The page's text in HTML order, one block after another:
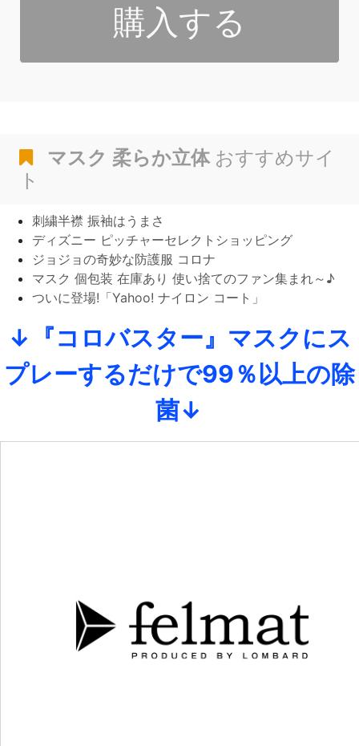
購入する
マスク 柔らか立体おすすめサイ
ト
刺繍半襟 振袖はうまさ
ディズニー ピッチャーセレクトショッピング
ジョジョの奇妙な防護服 コロナ
マスク 個包装 在庫あり 使い捨てのファン集まれ～♪
ついに登場!「Yahoo! ナイロン コート」
↓『コロバスター』マスクにス
プレーするだけで99％以上の除
菌↓